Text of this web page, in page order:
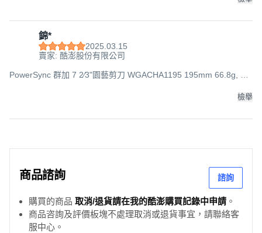
錦*
2025.03.15
賣家: 酷澎股份有限公司
PowerSync 群加 7 2⁄3"園藝剪刀 WGACHA1195 195mm 66.8g, 1
檢舉
商品諮詢 諮詢
購買的商品 取消/退貨請在我的酷澎購買記錄中申請 。
商品咨詢及評價板塊不處理取消或退貨事宜，請聯絡客
服中心。